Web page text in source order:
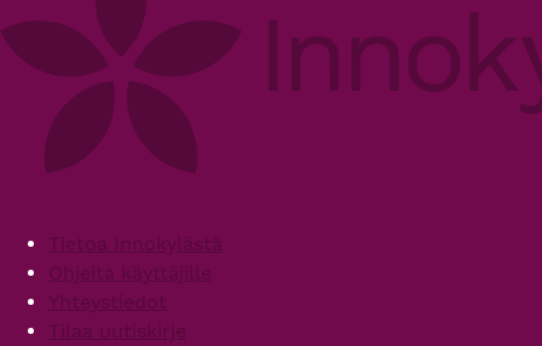
FooterTietoa Innokylästä
Ohjeita käyttäjille
Yhteystiedot
Tilaa uutiskirje